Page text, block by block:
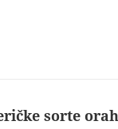
sorte